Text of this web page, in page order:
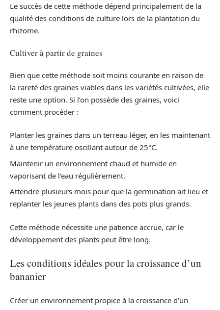
Le succès de cette méthode dépend principalement de la
qualité des conditions de culture lors de la plantation du
rhizome.
Cultiver à partir de graines
Bien que cette méthode soit moins courante en raison de
la rareté des graines viables dans les variétés cultivées, elle
reste une option. Si l’on possède des graines, voici
comment procéder :
Planter les graines dans un terreau léger, en les maintenant
à une température oscillant autour de 25°C.
Maintenir un environnement chaud et humide en
vaporisant de l’eau régulièrement.
Attendre plusieurs mois pour que la germination ait lieu et
replanter les jeunes plants dans des pots plus grands.
Cette méthode nécessite une patience accrue, car le
développement des plants peut être long.
Les conditions idéales pour la croissance d’un
bananier
Créer un environnement propice à la croissance d’un